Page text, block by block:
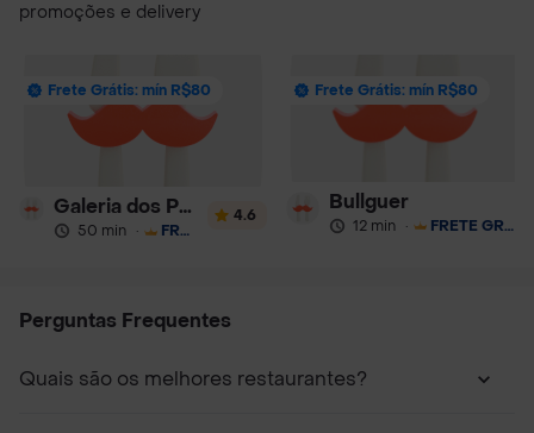
promoções e delivery
Frete Grátis: mín R$80
Galeria dos Pães
50 min · FRETE GRÁTIS
4.6
Frete Grátis: mín R$80
Bullguer
12 min · FRETE GRÁTIS
Perguntas Frequentes
Quais são os melhores restaurantes?